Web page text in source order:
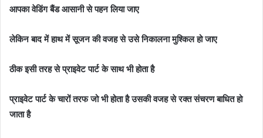
आपका वेडिंग बैंड आसानी से पहन लिया जाए
लेकिन बाद में हाथ में सूजन की वजह से उसे निकालना मुश्किल हो जाए
ठीक इसी तरह से प्राइवेट पार्ट के साथ भी होता है
प्राइवेट पार्ट के चारों तरफ जो भी होता है उसकी वजह से रक्त संचरण बाधित हो
जाता है